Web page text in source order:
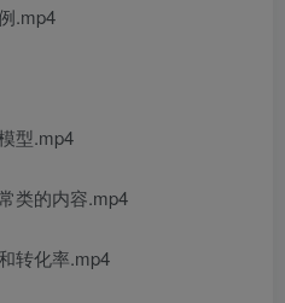
.mp4
型.mp4
类的内容.mp4
转化率.mp4